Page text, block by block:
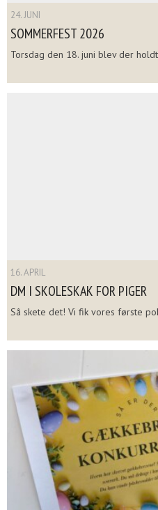
24. JUNI
SOMMERFEST 2026
Torsdag den 18. juni blev der
16. APRIL
DM I SKOLESKAK FOR PIGER
Så skete det! Vi fik vores første